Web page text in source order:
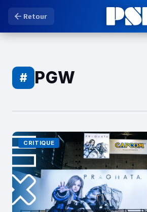
Retour
# PGW
CRITIQUE